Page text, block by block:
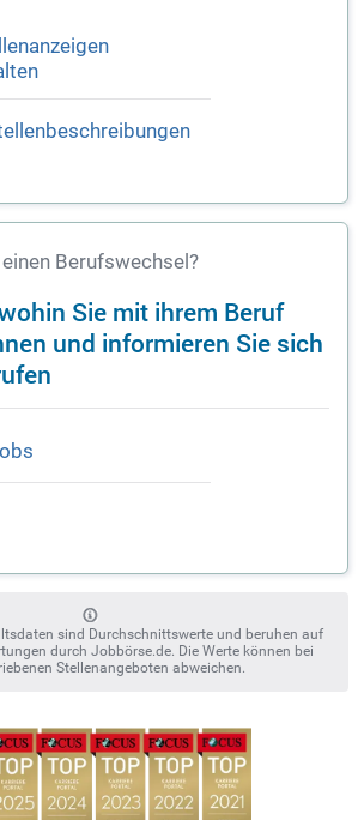
Berufswechsel?
Sie mit ihrem Beruf
und informieren Sie sich
sind Durchschnittswerte und beruhen auf
durch Jobbörse.de. Die Werte können bei
Stellenangeboten abweichen.